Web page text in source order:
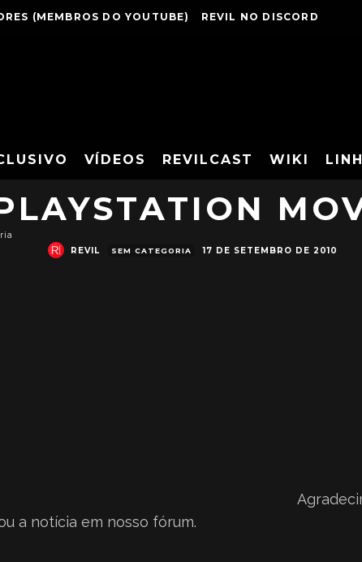
(MEMBROS DO YOUTUBE) REVIL NO DISCORD
VÍDEOS REVILCAST WIKI
RE5: GOLD
REVIL SEM CATEGORIA 17 DE SETEMBRO DE 2010
a notícia em nosso fórum.